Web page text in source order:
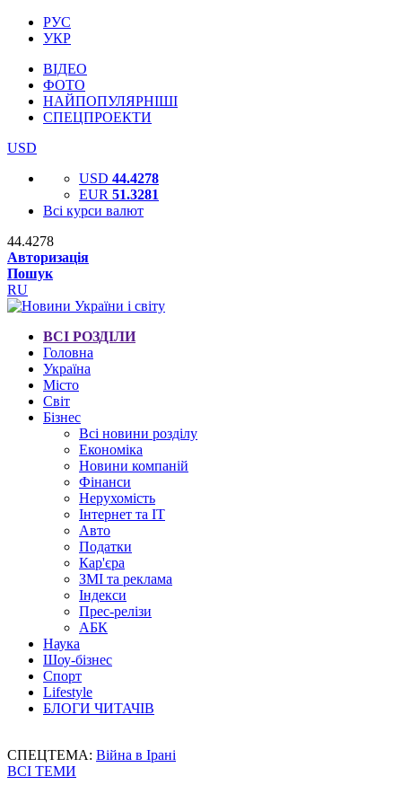
РУС
УКР
ВІДЕО
ФОТО
НАЙПОПУЛЯРНІШІ
СПЕЦПРОЕКТИ
USD
USD 44.4278
EUR 51.3281
Всі курси валют
44.4278
Авторизація
Пошук
RU
ВСІ РОЗДІЛИ
Головна
Україна
Місто
Світ
Бізнес
Всі новини розділу
Економіка
Новини компаній
Фінанси
Нерухомість
Інтернет та IT
Авто
Податки
Кар'єра
ЗМІ та реклама
Індекси
Прес-релізи
АБК
Наука
Шоу-бізнес
Спорт
Lifestyle
БЛОГИ ЧИТАЧІВ
СПЕЦТЕМА: Війна в Ірані
ВСІ ТЕМИ